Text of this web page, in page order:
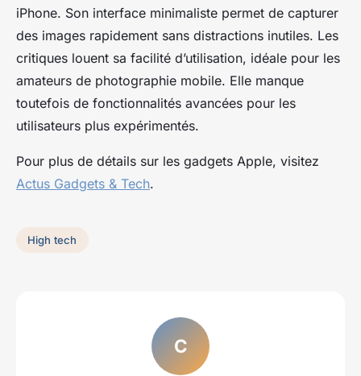
iPhone. Son interface minimaliste permet de capturer
des images rapidement sans distractions inutiles. Les
critiques louent sa facilité d’utilisation, idéale pour les
amateurs de photographie mobile. Elle manque
toutefois de fonctionnalités avancées pour les
utilisateurs plus expérimentés.
Pour plus de détails sur les gadgets Apple, visitez
Actus Gadgets & Tech.
High tech
C